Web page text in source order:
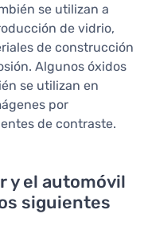
se utilizan a
de vidrio,
de construcción
Algunos óxidos
se utilizan en
por
de contraste.
y el automóvil
siguientes